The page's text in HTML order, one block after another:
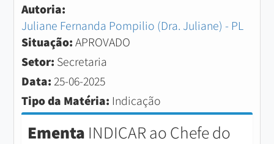
Autoria:
Juliane Fernanda Pompilio (Dra. Juliane) - PL
Situação:APROVADO
Setor: Secretaria
Data:25-06-2025
Tipo da Matéria: Indicação
Ementa INDICAR ao Chefe do